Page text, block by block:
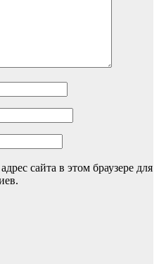
сайта в этом браузере для